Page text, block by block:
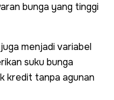
bunga yang tinggi
menjadi variabel
suku bunga
kredit tanpa agunan